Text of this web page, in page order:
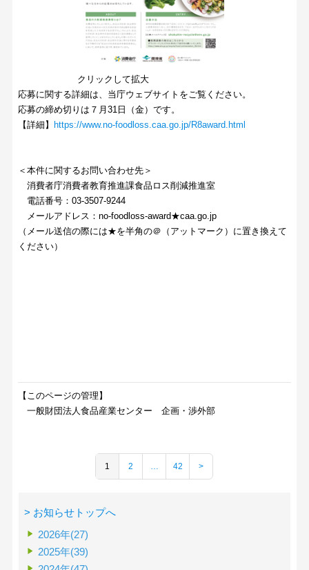
クリックして拡大
応募に関する詳細は、当庁ウェブサイトをご覧ください。
応募の締め切りは７月31日（金）です。
【詳細】https://www.no-foodloss.caa.go.jp/R8award.html
＜本件に関するお問い合わせ先＞
消費者庁消費者教育推進課食品ロス削減推進室
電話番号：03-3507-9244
メールアドレス：no-foodloss-award★caa.go.jp
（メール送信の際には★を半角の＠（アットマーク）に置き換えて
ください）
【このページの管理】
一般財団法人食品産業センター 企画・渉外部
1 2 42 >
> お知らせトップへ
2026年(27)
2025年(39)